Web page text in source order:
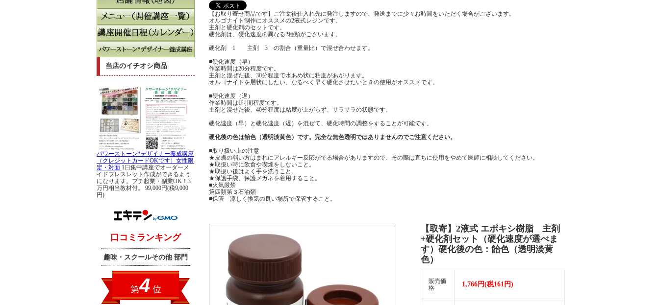
当店のイチオシ商品
パワーストーン*デザイナー養成講座
（クレジットカードOKです）女性限
定・対面 1日集中講座でオーダーメ
イドブレスレット作成ができるよう
になります。プチ起業・副業OK！3
万円相当教材付。
99,000円(税9,000
円)
【お取り寄せ商品です】ご注文後仕入れ先に発注しますので、発送までに少々お時間をいただく場合がございます。
オルゴナイト制作にオススメの2液式レジンです。
主剤と硬化剤のセットです。
硬化剤は、硬化速度の異なる2種類がございます。
硬化剤 1 主剤 3 の割合（重量比）で混ぜ合わせます。
■硬化速度（早）
作業時間は20分程度です。
主剤と混ぜた後、30分程度で水あめ状に粘度があがります。
オルゴナイトを層状にしたい、なるべく早く硬化させたいときの使用がオススメです。
■硬化速度（遅）
作業時間は1時間程度です。
主剤と混ぜた後、40分程度は粘度が上がらず、サラサラの状態です。
硬化速度（早）と硬化速度（遅）を混ぜて、硬化時間の調整をすることが可能です。
硬化後の色は飴色（透明淡黄色）です。完全な無色透明ではありませんのでご注意ください。
■取り扱い上の注意
★皮膚の弱い方はまれにアレルギー反応がでる場合がありますので、その際は直ちに使用をやめて医師に相談してください。
★取扱い時に飲食や喫煙をしないこと。
★取扱い後はよく手を洗うこと。
★保護手袋、保護メガネを着用すること。
■火気厳禁
第四類第３石油類
■保管 涼しく換気の良い場所で保管すること。
【取寄】2液式 エポキシ樹脂 主剤
+硬化剤セット（硬化速度が選べま
す）硬化後の色：飴色（透明淡黄
色）
販売価
格
1,766円(税161円)